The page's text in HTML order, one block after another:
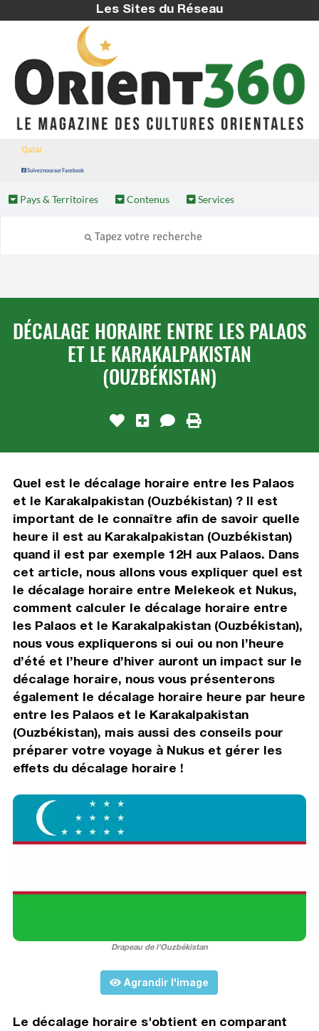
Les Sites du Réseau
Qatar
Suivez nous sur Facebook
Pays & Territoires Contenus Services
DÉCALAGE HORAIRE ENTRE LES PALAOS
ET LE KARAKALPAKISTAN
(OUZBÉKISTAN)
Quel est le décalage horaire entre les Palaos
et le Karakalpakistan (Ouzbékistan) ? Il est
important de le connaître afin de savoir quelle
heure il est au Karakalpakistan (Ouzbékistan)
quand il est par exemple 12H aux Palaos. Dans
cet article, nous allons vous expliquer quel est
le décalage horaire entre Melekeok et Nukus,
comment calculer le décalage horaire entre
les Palaos et le Karakalpakistan (Ouzbékistan),
nous vous expliquerons si oui ou non l’heure
d’été et l’heure d’hiver auront un impact sur le
décalage horaire, nous vous présenterons
également le décalage horaire heure par heure
entre les Palaos et le Karakalpakistan
(Ouzbékistan), mais aussi des conseils pour
préparer votre voyage à Nukus et gérer les
effets du décalage horaire !
Drapeau de l'Ouzbékistan
Agrandir l'image
Le décalage horaire s'obtient en comparant